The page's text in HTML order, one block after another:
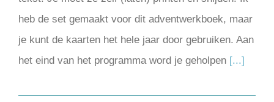
heb de set gemaakt voor dit adventwerkboek, maar
je kunt de kaarten het hele jaar door gebruiken. Aan
het eind van het programma word je geholpen [...]